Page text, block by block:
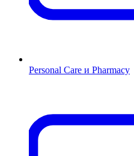
Personal Care и Pharmacy